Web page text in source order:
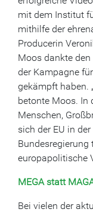
mit dem Institut
mithilfe der
Producerin
Moos dankte
der Kampagne
gekämpft haben.
betonte Moos. In
Menschen,
sich der EU in
Bundesregierung
europapolitische
MEGA statt
Bei vielen der